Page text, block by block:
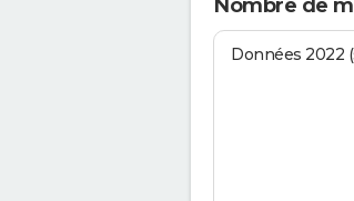
Nombre de
Données 2022